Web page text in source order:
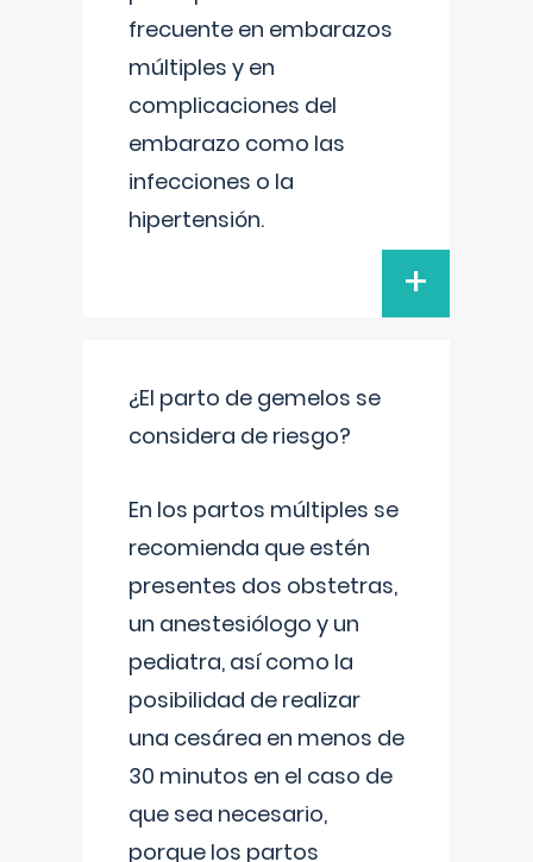
frecuente en embarazos
múltiples y en
complicaciones del
embarazo como las
infecciones o la
hipertensión.
+
¿El parto de gemelos se
considera de riesgo?
En los partos múltiples se
recomienda que estén
presentes dos obstetras,
un anestesiólogo y un
pediatra, así como la
posibilidad de realizar
una cesárea en menos de
30 minutos en el caso de
que sea necesario,
porque los partos